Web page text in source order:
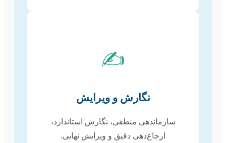
✍️
نگارش و ویرایش
سازماندهی منطقی، نگارش استاندارد،
ارجاع‌دهی دقیق و ویرایش نهایی.